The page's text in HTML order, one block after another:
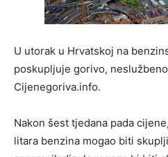
U utorak u Hrvatskoj na
poskupljuje gorivo,
Cijenegoriva.info.
Nakon šest tjedana pada
litara benzina mogao biti